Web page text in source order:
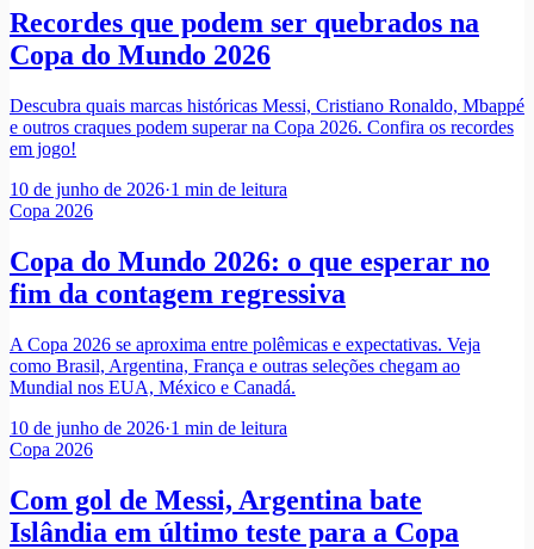
Recordes que podem ser quebrados na
Copa do Mundo 2026
Descubra quais marcas históricas Messi, Cristiano Ronaldo, Mbappé
e outros craques podem superar na Copa 2026. Confira os recordes
em jogo!
10 de junho de 2026·1 min de leitura
Copa 2026
Copa do Mundo 2026: o que esperar no
fim da contagem regressiva
A Copa 2026 se aproxima entre polêmicas e expectativas. Veja
como Brasil, Argentina, França e outras seleções chegam ao
Mundial nos EUA, México e Canadá.
10 de junho de 2026·1 min de leitura
Copa 2026
Com gol de Messi, Argentina bate
Islândia em último teste para a Copa